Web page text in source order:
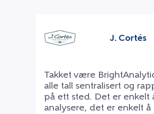
J. Cortés
Takket være
alle tall sentralisert og
på ett sted. Det er enkelt
analysere, det er enkelt å